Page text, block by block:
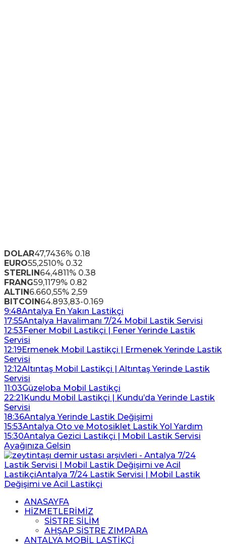
DOLAR47,7436% 0.18
EURO55,2510% 0.32
STERLIN64,4811% 0.38
FRANG59,1179% 0.82
ALTIN6.660,55% 2,59
BITCOIN64.893,83-0.169
9:48Antalya En Yakın Lastikçi
17:55Antalya Havalimanı 7/24 Mobil Lastik Servisi
12:53Fener Mobil Lastikçi | Fener Yerinde Lastik
Servisi
12:19Ermenek Mobil Lastikçi | Ermenek Yerinde Lastik
Servisi
12:12Altıntaş Mobil Lastikçi | Altıntaş Yerinde Lastik
Servisi
11:03Güzeloba Mobil Lastikçi
22:21Kundu Mobil Lastikçi | Kundu’da Yerinde Lastik
Servisi
18:36Antalya Yerinde Lastik Değişimi
15:53Antalya Oto ve Motosiklet Lastik Yol Yardım
15:30Antalya Gezici Lastikçi | Mobil Lastik Servisi
Ayağınıza Gelsin
ANASAYFA
HİZMETLERİMİZ
SİSTRE SİLİM
AHŞAP SİSTRE ZIMPARA
ANTALYA MOBİL LASTİKÇİ